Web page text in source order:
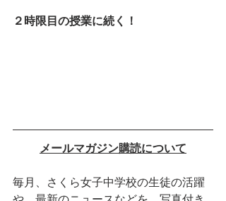
２時限目の授業に続く！
メールマガジン購読について
毎月、さくら女子中学校の生徒の活躍